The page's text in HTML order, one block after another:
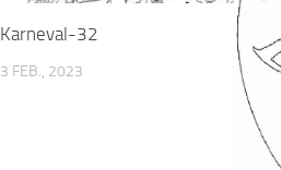
Karneval-32
3 FEB., 2023